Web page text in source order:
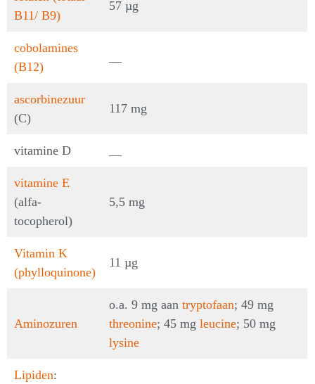
B11/ B9)
57 µg
cobolamines
(B12)
ascorbinezuur
(C)
117 mg
vitamine D
vitamine E
(alfa-
tocopherol)
5,5 mg
Vitamin K
(phylloquinone)
11 µg
Aminozuren
o.a. 9 mg aan tryptofaan; 49 mg
threonine; 45 mg leucine; 50 mg
lysine
Lipiden: